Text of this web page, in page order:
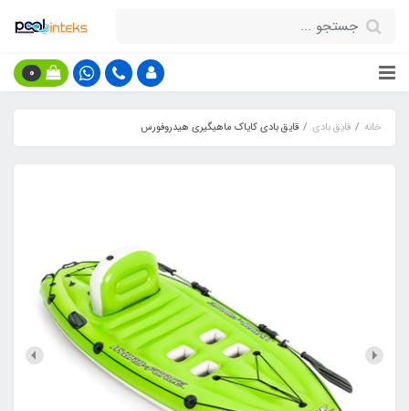
0
خانه قایق بادی قایق بادی کایاک ماهیگیری هیدروفورس